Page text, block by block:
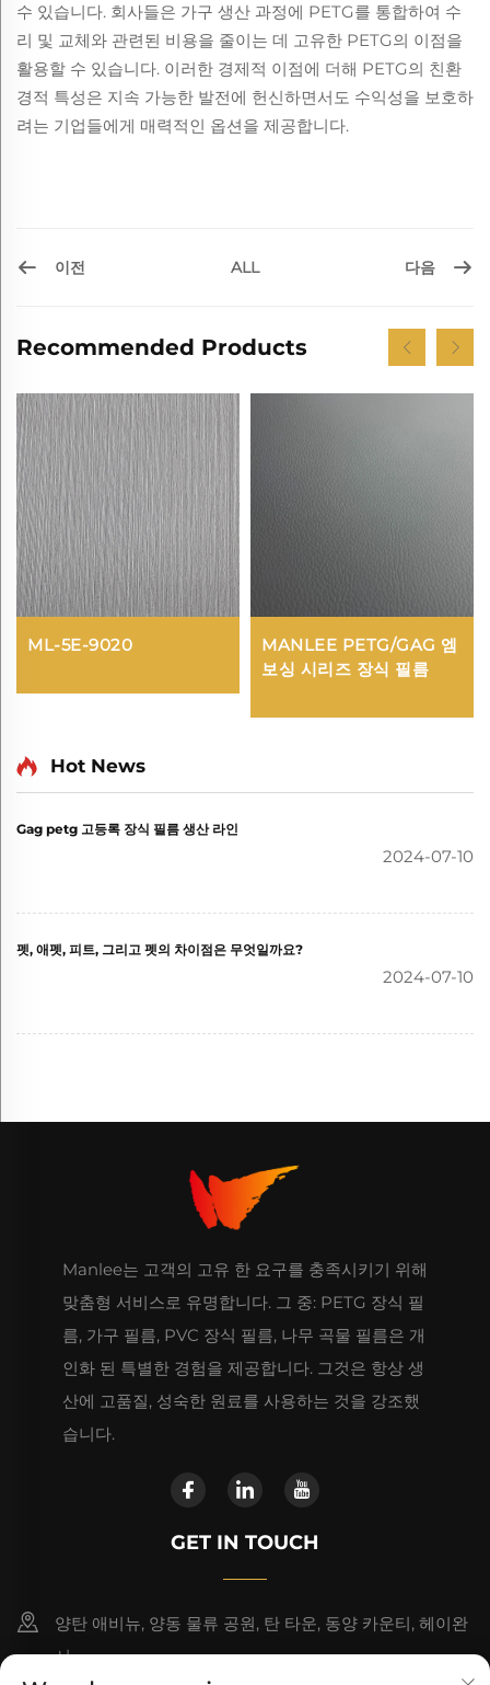
수 있습니다. 회사들은 가구 생산 과정에 PETG를 통합하여 수
리 및 교체와 관련된 비용을 줄이는 데 고유한 PETG의 이점을
활용할 수 있습니다. 이러한 경제적 이점에 더해 PETG의 친환
경적 특성은 지속 가능한 발전에 헌신하면서도 수익성을 보호하
려는 기업들에게 매력적인 옵션을 제공합니다.
이전 ALL 다음
Recommended Products
ML-5E-9020
MANLEE PETG/GAG 엠
보싱 시리즈 장식 필름
Hot News
Gag petg 고등록 장식 필름 생산 라인
2024-07-10
펫, 애펫, 피트, 그리고 펫의 차이점은 무엇일까요?
2024-07-10
Manlee는 고객의 고유 한 요구를 충족시키기 위해
맞춤형 서비스로 유명합니다. 그 중: PETG 장식 필
름, 가구 필름, PVC 장식 필름, 나무 곡물 필름은 개
인화 된 특별한 경험을 제공합니다. 그것은 항상 생
산에 고품질, 성숙한 원료를 사용하는 것을 강조했
습니다.
GET IN TOUCH
양탄 애비뉴, 양동 물류 공원, 탄 타운, 동양 카운티, 헤이완
시